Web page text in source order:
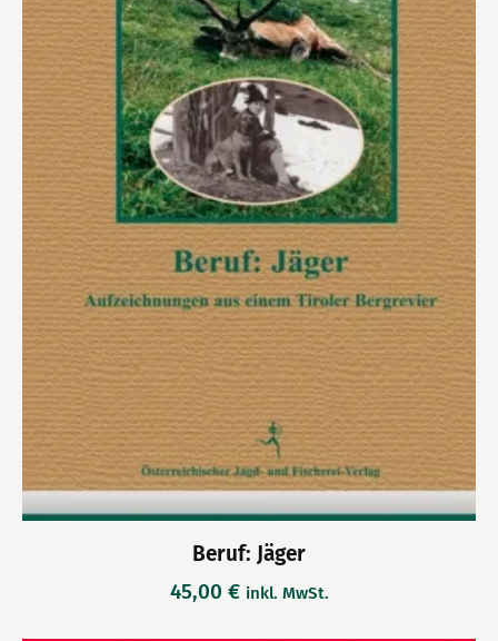
Beruf: Jäger
45,00 € inkl. MwSt.